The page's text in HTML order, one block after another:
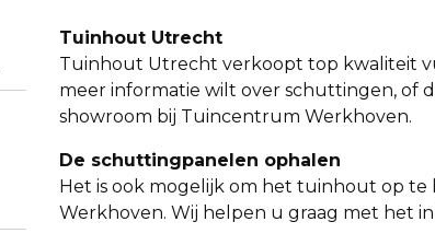
Tuinhout Utrecht
Tuinhout Utrecht verkoopt top kwaliteit
meer informatie wilt over schuttingen, of
showroom bij Tuincentrum Werkhoven.
De schuttingpanelen ophalen
Het is ook mogelijk om het tuinhout op
Werkhoven. Wij helpen u graag met het